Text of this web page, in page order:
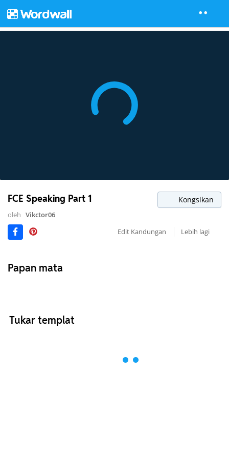
FCE Speaking Part 1 Kongsikan
oleh Vikctor06
Edit Kandungan
Lebih lagi
Papan mata
Tukar templat